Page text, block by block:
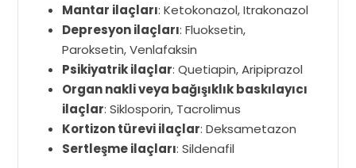
Mantar ilaçları: Ketokonazol, Itrakonazol
Depresyon ilaçları: Fluoksetin,
Paroksetin, Venlafaksin
Psikiyatrik ilaçlar: Quetiapin, Aripiprazol
Organ nakli veya bağışıklık baskılayıcı
ilaçlar: Siklosporin, Tacrolimus
Kortizon türevi ilaçlar: Deksametazon
Sertleşme ilaçları: Sildenafil